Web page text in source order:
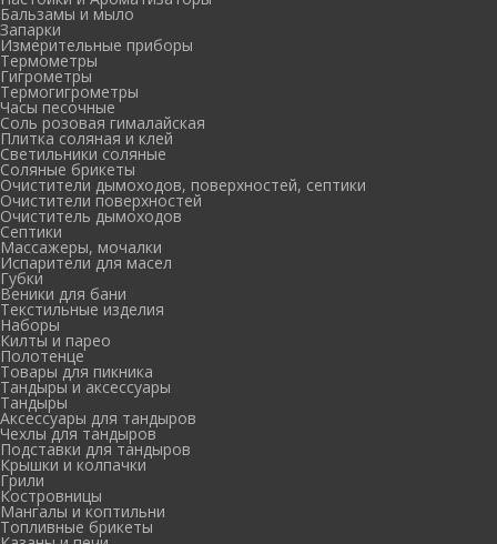
Бальзамы и мыло
Запарки
Измерительные приборы
Термометры
Гигрометры
Термогигрометры
Часы песочные
Соль розовая гималайская
Плитка соляная и клей
Светильники соляные
Соляные брикеты
Очистители дымоходов, поверхностей, септики
Очистители поверхностей
Очиститель дымоходов
Септики
Массажеры, мочалки
Испарители для масел
Губки
Веники для бани
Текстильные изделия
Наборы
Килты и парео
Полотенце
Товары для пикника
Тандыры и аксессуары
Тандыры
Аксессуары для тандыров
Чехлы для тандыров
Подставки для тандыров
Крышки и колпачки
Грили
Костровницы
Мангалы и коптильни
Топливные брикеты